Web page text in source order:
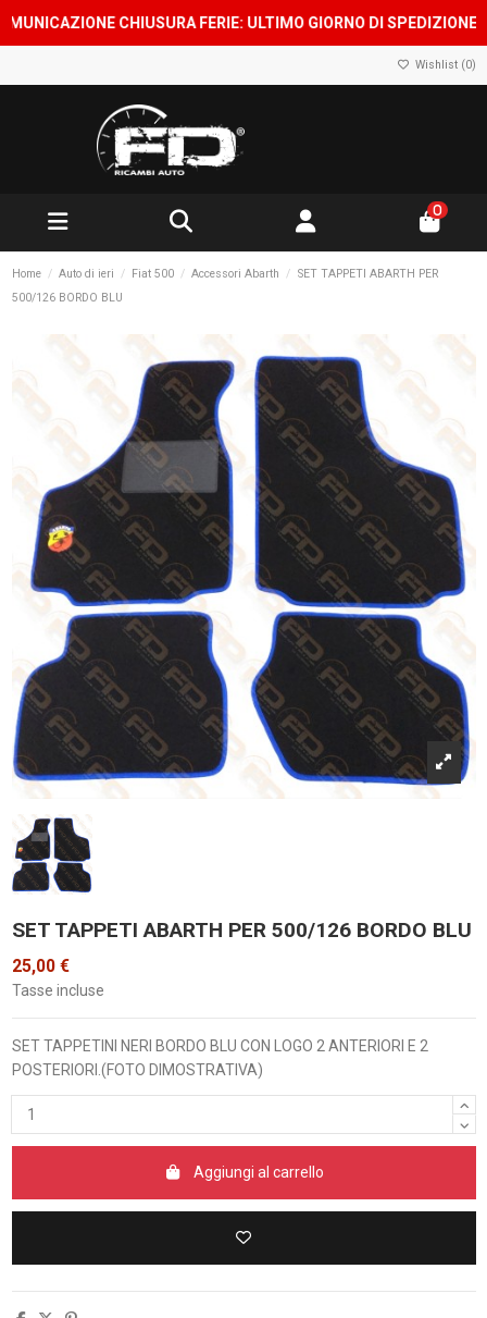
CHIUSURA FERIE: ULTIMO GIORNO DI SPEDIZIONE 7
Wishlist (0)
0
Home Auto di ieri Fiat 500 Accessori Abarth
SET TAPPETI ABARTH PER
500/126 BORDO BLU
SET TAPPETI ABARTH PER 500/126 BORDO BLU
25,00 €
Tasse incluse
SET TAPPETINI NERI BORDO BLU CON LOGO 2 ANTERIORI E 2
POSTERIORI.(FOTO DIMOSTRATIVA)
Aggiungi al carrello